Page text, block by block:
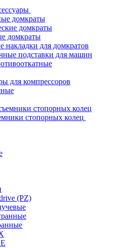
домкраты
домкраты
домкраты
накладки для домкратов
подставки для машин
для компрессоров
стопорных колец
(PZ)